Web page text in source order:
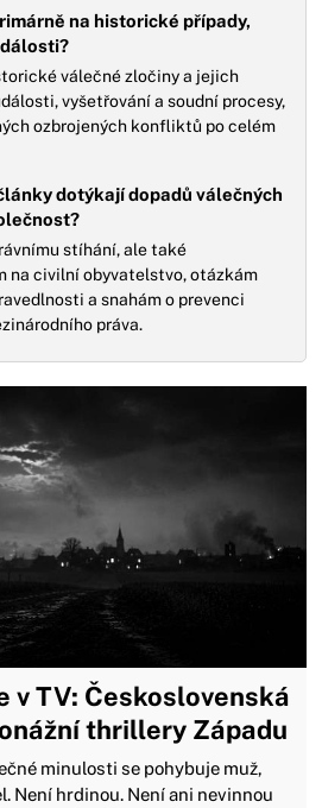
na historické případy,
válečné zločiny a jejich
vyšetřování a soudní procesy,
ozbrojených konfliktů po celém
dotýkají dopadů válečných
stíhání, ale také
na civilní obyvatelstvo, otázkám
a snahám o prevenci
práva.
v TV: Československá
thrillery Západu
minulosti se pohybuje muž,
Není hrdinou. Není ani nevinnou